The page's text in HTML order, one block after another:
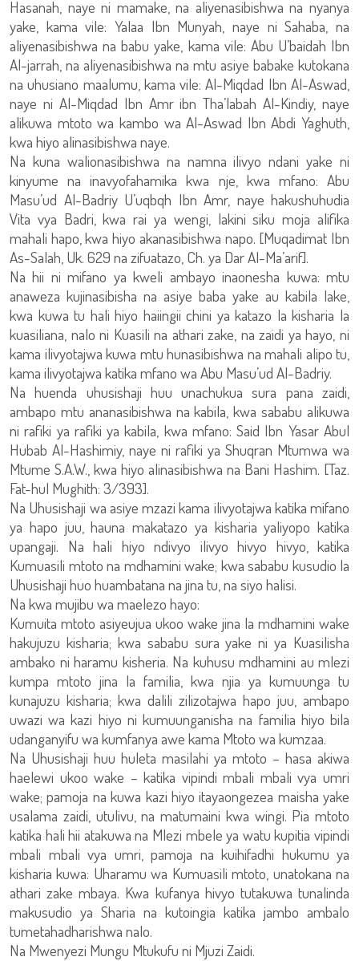
Hasanah, naye ni mamake, na aliyenasibishwa na nyanya
yake, kama vile: Yalaa Ibn Munyah, naye ni Sahaba, na
aliyenasibishwa na babu yake, kama vile: Abu U’baidah Ibn
Al-jarrah, na aliyenasibishwa na mtu asiye babake kutokana
na uhusiano maalumu, kama vile: Al-Miqdad Ibn Al-Aswad,
naye ni Al-Miqdad Ibn Amr ibn Tha’labah Al-Kindiy, naye
alikuwa mtoto wa kambo wa Al-Aswad Ibn Abdi Yaghuth,
kwa hiyo alinasibishwa naye.
Na kuna walionasibishwa na namna ilivyo ndani yake ni
kinyume na inavyofahamika kwa nje, kwa mfano: Abu
Masu’ud Al-Badriy U’uqbqh Ibn Amr, naye hakushuhudia
Vita vya Badri, kwa rai ya wengi, lakini siku moja alifika
mahali hapo, kwa hiyo akanasibishwa napo. [Muqadimat Ibn
As-Salah, Uk. 629 na zifuatazo, Ch. ya Dar Al-Ma’arif].
Na hii ni mifano ya kweli ambayo inaonesha kuwa: mtu
anaweza kujinasibisha na asiye baba yake au kabila lake,
kwa kuwa tu hali hiyo haiingii chini ya katazo la kisharia la
kuasiliana, nalo ni Kuasili na athari zake, na zaidi ya hayo, ni
kama ilivyotajwa kuwa mtu hunasibishwa na mahali alipo tu,
kama ilivyotajwa katika mfano wa Abu Masu’ud Al-Badriy.
Na huenda uhusishaji huu unachukua sura pana zaidi,
ambapo mtu ananasibishwa na kabila, kwa sababu alikuwa
ni rafiki ya rafiki ya kabila, kwa mfano: Said Ibn Yasar Abul
Hubab Al-Hashimiy, naye ni rafiki ya Shuqran Mtumwa wa
Mtume S.A.W., kwa hiyo alinasibishwa na Bani Hashim. [Taz.
Fat-hul Mughith: 3/393].
Na Uhusishaji wa asiye mzazi kama ilivyotajwa katika mifano
ya hapo juu, hauna makatazo ya kisharia yaliyopo katika
upangaji. Na hali hiyo ndivyo ilivyo hivyo hivyo, katika
Kumuasili mtoto na mdhamini wake; kwa sababu kusudio la
Uhusishaji huo huambatana na jina tu, na siyo halisi.
Na kwa mujibu wa maelezo hayo:
Kumuita mtoto asiyeujua ukoo wake jina la mdhamini wake
hakujuzu kisharia; kwa sababu sura yake ni ya Kuasilisha
ambako ni haramu kisheria. Na kuhusu mdhamini au mlezi
kumpa mtoto jina la familia, kwa njia ya kumuunga tu
kunajuzu kisharia; kwa dalili zilizotajwa hapo juu, ambapo
uwazi wa kazi hiyo ni kumuunganisha na familia hiyo bila
udanganyifu wa kumfanya awe kama Mtoto wa kumzaa.
Na Uhusishaji huu huleta masilahi ya mtoto – hasa akiwa
haelewi ukoo wake – katika vipindi mbali mbali vya umri
wake; pamoja na kuwa kazi hiyo itayaongezea maisha yake
usalama zaidi, utulivu, na matumaini kwa wingi. Pia mtoto
katika hali hii atakuwa na Mlezi mbele ya watu kupitia vipindi
mbali mbali vya umri, pamoja na kuihifadhi hukumu ya
kisharia kuwa: Uharamu wa Kumuasili mtoto, unatokana na
athari zake mbaya. Kwa kufanya hivyo tutakuwa tunalinda
makusudio ya Sharia na kutoingia katika jambo ambalo
tumetahadharishwa nalo.
Na Mwenyezi Mungu Mtukufu ni Mjuzi Zaidi.